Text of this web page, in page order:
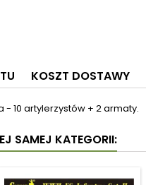
KOSZT DOSTAWY
10 artylerzystów + 2 armaty.
SAMEJ KATEGORII: